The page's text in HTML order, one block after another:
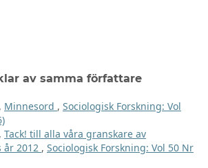
av samma författare
Minnesord , Sociologisk Forskning: Vol
Tack! till alla våra granskare av
år 2012 , Sociologisk Forskning: Vol 50 Nr